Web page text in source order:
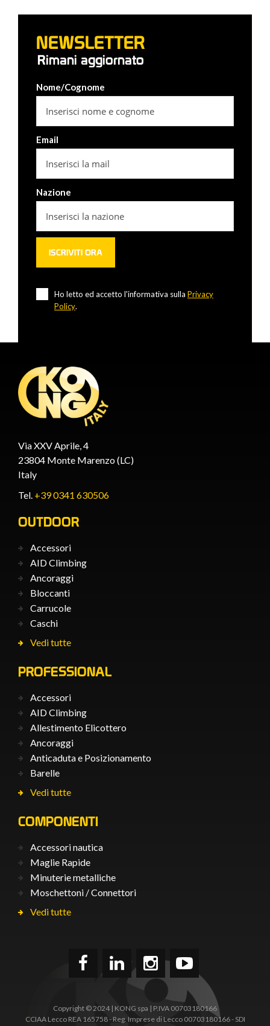
NEWSLETTER
Rimani aggiornato
Nome/Cognome
Email
Nazione
Ho letto ed accetto l'informativa sulla Privacy
Policy.
Via XXV Aprile, 4
23804 Monte Marenzo (LC)
Italy
Tel. +39 0341 630506
OUTDOOR
Accessori
AID Climbing
Ancoraggi
Bloccanti
Carrucole
Caschi
Vedi tutte
PROFESSIONAL
Accessori
AID Climbing
Allestimento Elicottero
Ancoraggi
Anticaduta e Posizionamento
Barelle
Vedi tutte
COMPONENTI
Accessori nautica
Maglie Rapide
Minuterie metalliche
Moschettoni / Connettori
Vedi tutte
Copyright © 2024 | KONG spa | P.IVA 00703180166
CCIAA Lecco REA 165758 - Reg. Imprese di Lecco 00703180166 - SDI